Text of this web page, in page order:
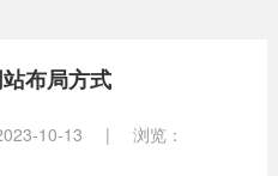
化
示
网站
布局方式
10-13 | 浏览：